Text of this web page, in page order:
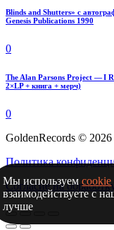
Blinds and Shutters» с
Genesis Publications 1990
0
The Alan Parsons Project — I
2×LP + книга + мерч)
0
GoldenRecords ©
Политика
Согласие на
Мы используемcookie
взаимодействуете с
лучше